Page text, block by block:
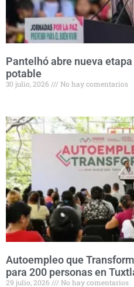
Pantelhó abre nueva
potable
30 julio, 2026 No hay comentarios
Autoempleo que
para 200 personas en
29 julio, 2026 No hay comentarios